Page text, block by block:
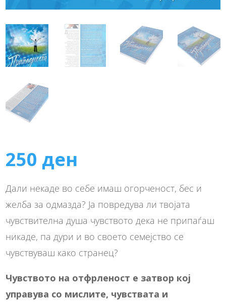
250 ден
Дали некаде во себе имаш огорченост, бес и
желба за одмазда? Ја повредува ли твојата
чувствителна душа чувството дека не припаѓаш
никаде, па дури и во своето семејство се
чувствуваш како странец?
Чувството на отфрленост е затвор кој
управува со мислите, чувствата и